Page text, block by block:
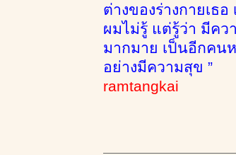
ต่างของร่างกายเธ
ผมไม่รู้ แต่รู้ว่า มีคว
มากมาย เป็นอีกคน
อย่างมีความสุข ”
ramtangkai